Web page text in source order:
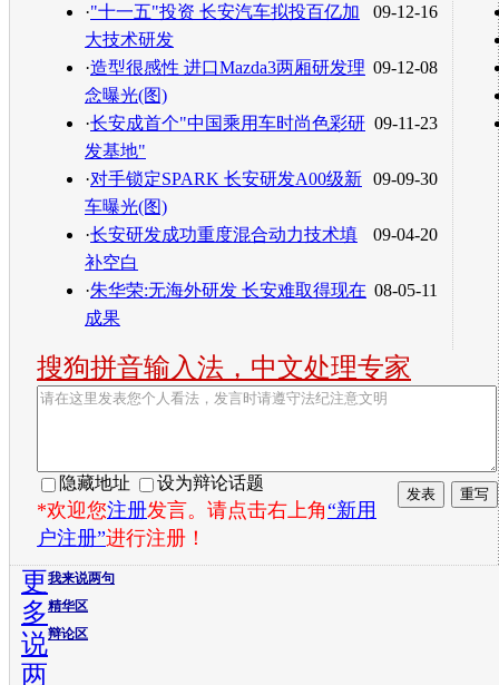
09-12-16
·"十一五"投资 长安汽车拟投百亿加
大技术研发
09-12-08
·造型很感性 进口Mazda3两厢研发理
念曝光(图)
09-11-23
·长安成首个"中国乘用车时尚色彩研
发基地"
09-09-30
·对手锁定SPARK 长安研发A00级新
车曝光(图)
09-04-20
·长安研发成功重度混合动力技术填
补空白
08-05-11
·朱华荣:无海外研发 长安难取得现在
成果
搜狗拼音输入法，中文处理专家
隐藏地址 设为辩论话题
*欢迎您注册发言。请点击右上角“新用
户注册”进行注册！
我来说两句
精华区
辩论区
更
多
说
两